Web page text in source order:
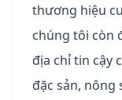
thương hiệu
chúng tôi còn
địa chỉ tin cậy
đặc sản, nông